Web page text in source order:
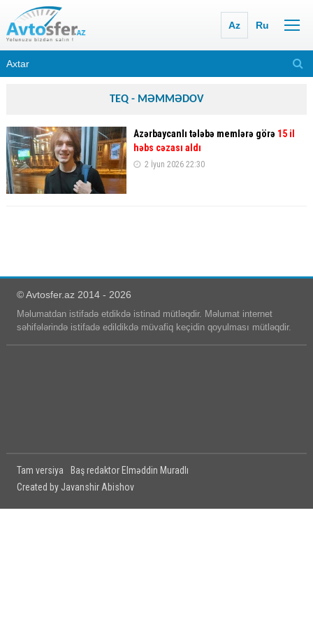
Az Ru
TEQ - MƏMMƏDOV
Azərbaycanlı tələbə memlərə görə 15 il
həbs cəzası aldı
2 İyun 2026 22:30
© Avtosfer.az 2014 - 2026
Məlumatdan istifadə etdikdə istinad mütləqdir. Məlumat internet
səhifələrində istifadə edildikdə müvafiq keçidin qoyulması mütləqdir.
Tam versiya
Baş redaktor Elməddin Muradlı
Created by Javanshir Abishov